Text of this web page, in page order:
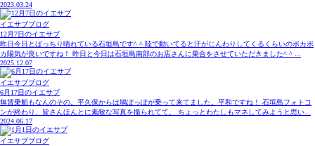
2023.03.24
イエサブブログ
12月7日のイエサブ
昨日今日とばっちり晴れている石垣島です^ ^ 陸で動いてると汗がじんわりしてくるくらいのポカポ
カ陽気が良いですね！ 昨日と今日は石垣島南部のお店さんに乗合をさせていただきました^ ^ ...
2025.12.07
イエサブブログ
6月17日のイエサブ
無賃乗船もなんのその。平久保からは鳩ぽっぽが乗って来てました。平和ですね！ 石垣島フォトコ
ンが終わり、皆さんほんとに素敵な写真を撮られてて。 ちょっとわたしもマネしてみようと思い...
2024.06.17
イエサブブログ